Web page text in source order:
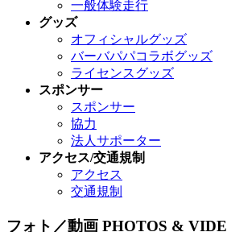
一般体験走行
グッズ
オフィシャルグッズ
バーバパパコラボグッズ
ライセンスグッズ
スポンサー
スポンサー
協力
法人サポーター
アクセス/交通規制
アクセス
交通規制
フォト／動画 PHOTOS &